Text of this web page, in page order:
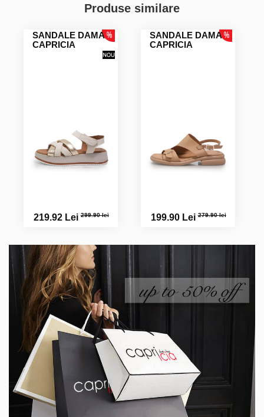
Produse similare
SANDALE DAMA
CAPRICIA
219.92 Lei299.90 lei
SANDALE DAMA
CAPRICIA
199.90 Lei279.90 lei